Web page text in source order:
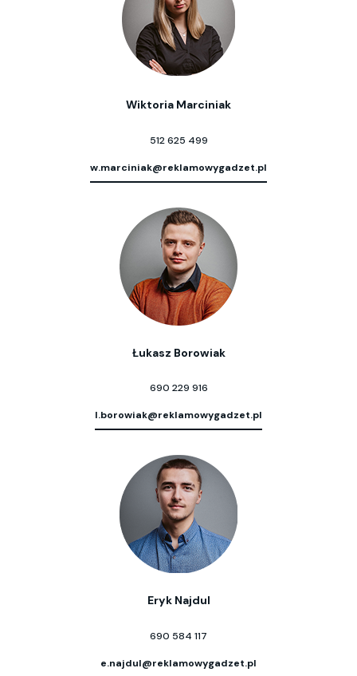
Wiktoria Marciniak
512 625 499
w.marciniak@reklamowygadzet.pl
Łukasz Borowiak
690 229 916
l.borowiak@reklamowygadzet.pl
Eryk Najdul
690 584 117
e.najdul@reklamowygadzet.pl